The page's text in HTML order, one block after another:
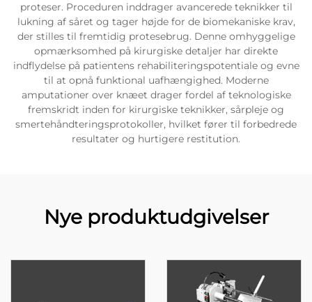
proteser. Proceduren inddrager avancerede teknikker til
lukning af såret og tager højde for de biomekaniske krav,
der stilles til fremtidig protesebrug. Denne omhyggelige
opmærksomhed på kirurgiske detaljer har direkte
indflydelse på patientens rehabiliteringspotentiale og evne
til at opnå funktional uafhængighed. Moderne
amputationer over knæet drager fordel af teknologiske
fremskridt inden for kirurgiske teknikker, sårpleje og
smertehåndteringsprotokoller, hvilket fører til forbedrede
resultater og hurtigere restitution.
Nye produktudgivelser